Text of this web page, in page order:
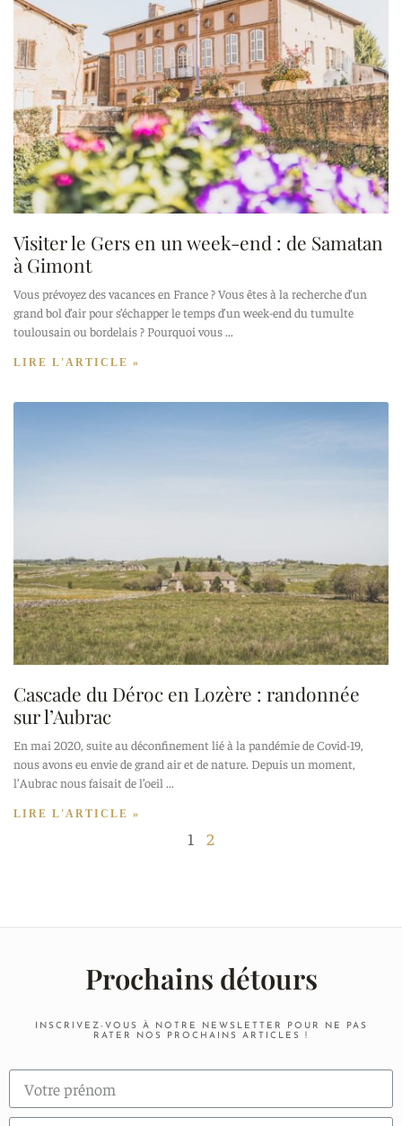
Visiter le Gers en un week-end : de Samatan
à Gimont
Vous prévoyez des vacances en France ? Vous êtes à la recherche d’un
grand bol d’air pour s’échapper le temps d’un week-end du tumulte
toulousain ou bordelais ? Pourquoi vous
LIRE L'ARTICLE »
Cascade du Déroc en Lozère : randonnée
sur l’Aubrac
En mai 2020, suite au déconfinement lié à la pandémie de Covid-19,
nous avons eu envie de grand air et de nature. Depuis un moment,
l’Aubrac nous faisait de l’oeil
LIRE L'ARTICLE »
1 2
Prochains détours
INSCRIVEZ-VOUS À NOTRE NEWSLETTER POUR NE PAS
RATER NOS PROCHAINS ARTICLES !